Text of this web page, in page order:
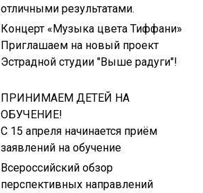
отличными результатами.
Концерт «Музыка цвета Тиффани»
Приглашаем на новый проект
Эстрадной студии "Выше радуги"!
ПРИНИМАЕМ ДЕТЕЙ НА
ОБУЧЕНИЕ!
С 15 апреля начинается приём
заявлений на обучение
Всероссийский обзор
перспективных направлений